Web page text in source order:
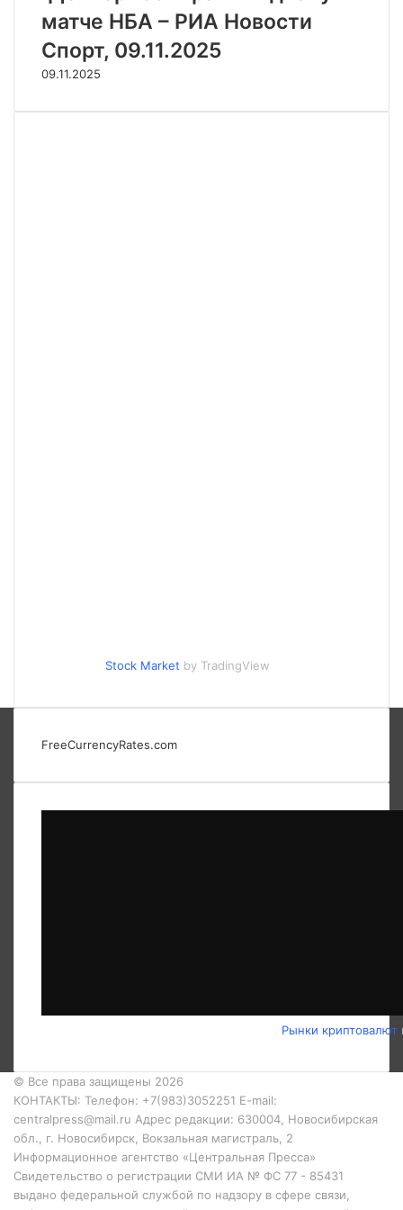
матче НБА – РИА Новости
Спорт, 09.11.2025
09.11.2025
Stock Market by TradingView
FreeCurrencyRates.com
Рынки криптовалют
© Все права защищены 2026
КОНТАКТЫ: Телефон: +7(983)3052251 E-mail:
centralpress@mail.ru Адрес редакции: 630004, Новосибирская
обл., г. Новосибирск, Вокзальная магистраль, 2
Информационное агентство «Центральная Пресса»
Свидетельство о регистрации СМИ ИА № ФС 77 - 85431
выдано федеральной службой по надзору в сфере связи,